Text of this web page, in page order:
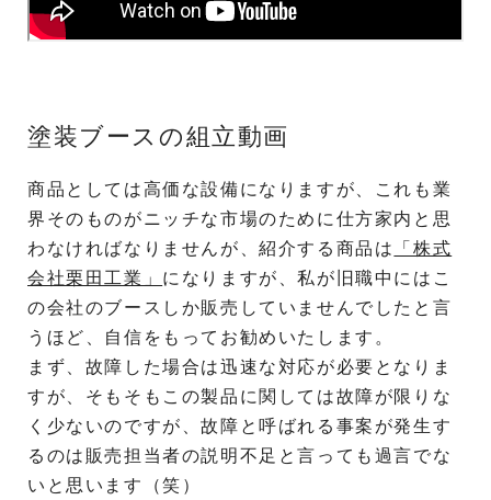
塗装ブースの組立動画
商品としては高価な設備になりますが、これも業
界そのものがニッチな市場のために仕方家内と思
わなければなりませんが、紹介する商品は
「株式
会社栗田工業」 になりますが、私が旧職中にはこ
の会社のブースしか販売していませんでしたと言
うほど、自信をもってお勧めいたします。
まず、故障した場合は迅速な対応が必要となりま
すが、そもそもこの製品に関しては故障が限りな
く少ないのですが、故障と呼ばれる事案が発生す
るのは販売担当者の説明不足と言っても過言でな
いと思います（笑）